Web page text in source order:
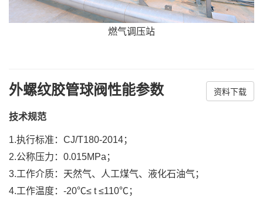
燃气调压站
外螺纹胶管球阀性能参数 资料下载
技术规范
1.执行标准：CJ/T180-2014；
2.公称压力：0.015MPa；
3.工作介质：天然气、人工煤气、液化石油气；
4.工作温度：-20℃≤ t ≤110℃；